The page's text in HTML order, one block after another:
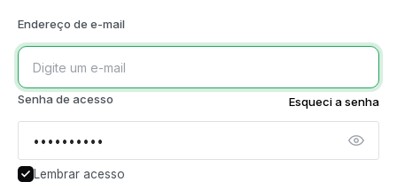
Endereço de e-mail
Senha de acesso Esqueci a senha
Lembrar acesso